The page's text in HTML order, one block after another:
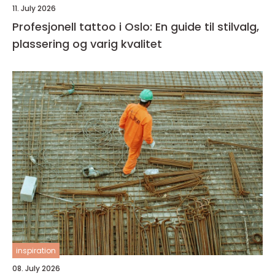
11. July 2026
Profesjonell tattoo i Oslo: En guide til stilvalg,
plassering og varig kvalitet
inspiration
08. July 2026